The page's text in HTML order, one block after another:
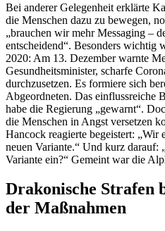
Bei anderer Gelegenheit erklärte
die Menschen dazu zu bewegen,
„brauchen wir mehr Messaging –
entscheidend“. Besonders wichtig
2020: Am 13. Dezember warnte
Gesundheitsminister, scharfe
durchzusetzen. Es formiere sich
Abgeordneten. Das einflussreiche
habe die Regierung „gewarnt“.
die Menschen in Angst versetzen
Hancock reagierte begeistert: „Wir
neuen Variante.“ Und kurz darauf:
Variante ein?“ Gemeint war die
Drakonische Strafen
der Maßnahmen